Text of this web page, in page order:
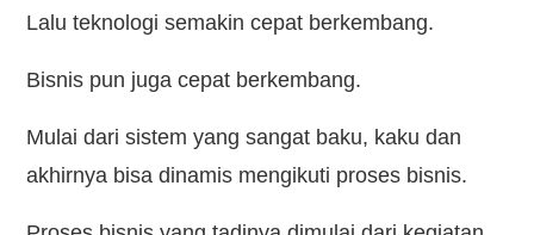
Lalu teknologi semakin cepat berkembang.
Bisnis pun juga cepat berkembang.
Mulai dari sistem yang sangat baku, kaku dan
akhirnya bisa dinamis mengikuti proses bisnis.